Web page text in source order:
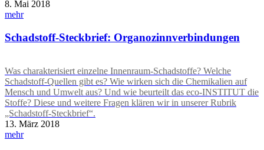
8. Mai 2018
mehr
Schadstoff-Steckbrief: Organozinnverbindungen
Was charakterisiert einzelne Innenraum-Schadstoffe? Welche
Schadstoff-Quellen gibt es? Wie wirken sich die Chemikalien auf
Mensch und Umwelt aus? Und wie beurteilt das eco-INSTITUT die
Stoffe? Diese und weitere Fragen klären wir in unserer Rubrik
„Schadstoff-Steckbrief“.
13. März 2018
mehr